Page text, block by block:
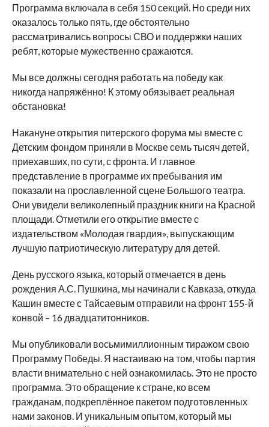
Программа включала в себя 150 секций. Но среди них
оказалось только пять, где обстоятельно
рассматривались вопросы СВО и поддержки наших
ребят, которые мужественно сражаются.
Мы все должны сегодня работать на победу как
никогда напряжённо! К этому обязывает реальная
обстановка!
Накануне открытия питерского форума мы вместе с
Детским фондом приняли в Москве семь тысяч детей,
приехавших, по сути, с фронта. И главное
представление в программе их пребывания им
показали на прославленной сцене Большого театра.
Они увидели великолепный праздник книги на Красной
площади. Отметили его открытие вместе с
издательством «Молодая гвардия», выпускающим
лучшую патриотическую литературу для детей.
День русского языка, который отмечается в день
рождения А.С. Пушкина, мы начинали с Кавказа, откуда
Кашин вместе с Тайсаевым отправили на фронт 155-й
конвой – 16 двадцатитонников.
Мы опубликовали восьмимиллионным тиражом свою
Программу Победы. Я настаиваю на том, чтобы партия
власти внимательно с ней ознакомилась. Это не просто
программа. Это обращение к стране, ко всем
гражданам, подкреплённое пакетом подготовленных
нами законов. И уникальным опытом, который мы